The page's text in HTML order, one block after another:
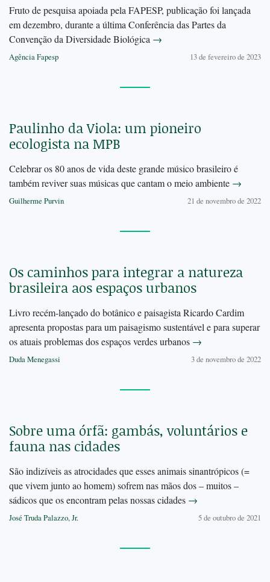
Fruto de pesquisa apoiada pela FAPESP, publicação foi lançada
em dezembro, durante a última Conferência das Partes da
Convenção da Diversidade Biológica →
Agência Fapesp 13 de fevereiro de 2023
Paulinho da Viola: um pioneiro
ecologista na MPB
Celebrar os 80 anos de vida deste grande músico brasileiro é
também reviver suas músicas que cantam o meio ambiente →
Guilherme Purvin 21 de novembro de 2022
Os caminhos para integrar a natureza
brasileira aos espaços urbanos
Livro recém-lançado do botânico e paisagista Ricardo Cardim
apresenta propostas para um paisagismo sustentável e para superar
os atuais problemas dos espaços verdes urbanos →
Duda Menegassi 3 de novembro de 2022
Sobre uma órfã: gambás, voluntários e
fauna nas cidades
São indizíveis as atrocidades que esses animais sinantrópicos (=
que vivem junto ao homem) sofrem nas mãos dos – muitos –
sádicos que os encontram pelas nossas cidades →
José Truda Palazzo, Jr. 5 de outubro de 2021